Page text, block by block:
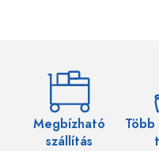
Megbízható
szállítás